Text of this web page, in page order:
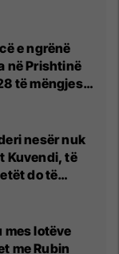
në
e ngrënë
në Prishtinë
të mëngjesit
serbe
nesër nuk
Kuvendi, të
do të
të rëndë
mes lotëve
me Rubin